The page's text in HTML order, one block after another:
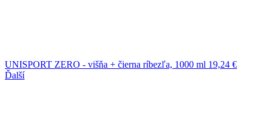
UNISPORT ZERO - višňa + čierna ríbezľa, 1000 ml 19,24 €
Ďalší